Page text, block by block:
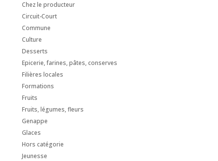
Chez le producteur
Circuit-Court
Commune
Culture
Desserts
Epicerie, farines, pâtes, conserves
Filières locales
Formations
Fruits
Fruits, légumes, fleurs
Genappe
Glaces
Hors catégorie
Jeunesse